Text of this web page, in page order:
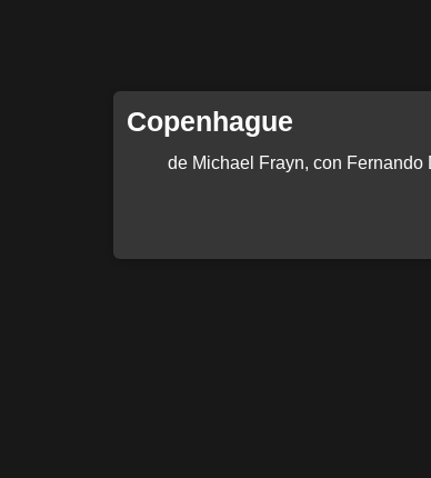
Copenhague
de Michael Frayn, con